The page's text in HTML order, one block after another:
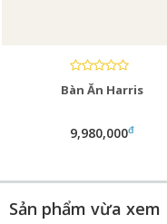
Bàn Ăn Harris
9,980,000đ
Sản phẩm vừa xem